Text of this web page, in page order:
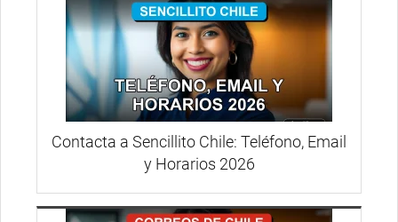
Contacta a Sencillito Chile: Teléfono, Email
y Horarios 2026